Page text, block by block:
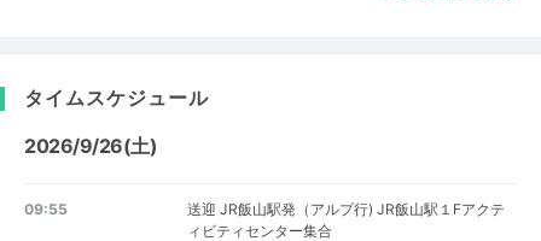
タイムスケジュール
2026/9/26(土)
09:55
送迎 JR飯山駅発（アルプ行) JR飯山駅１Fアクテ
ィビティセンター集合